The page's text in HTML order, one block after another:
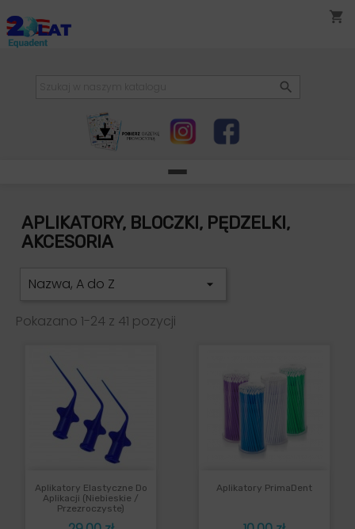
shopping_cart

APLIKATORY, BLOCZKI, PĘDZELKI,
AKCESORIA
Nazwa, A do Z 
Pokazano 1-24 z 41 pozycji
Aplikatory Elastyczne Do
Aplikacji (niebieskie /
Przezroczyste)
Aplikatory PrimaDent